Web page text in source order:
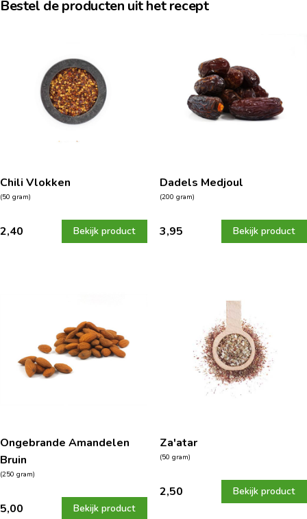
Bestel de producten uit het recept
Chili Vlokken
(50 gram)
2,40 Bekijk product
Dadels Medjoul
(200 gram)
3,95 Bekijk product
Ongebrande Amandelen
Bruin
(250 gram)
5,00 Bekijk product
Za'atar
(50 gram)
2,50 Bekijk product